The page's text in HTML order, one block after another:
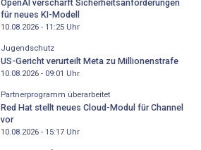
OpenAI verschärft Sicherheitsanforderungen
für neues KI-Modell
10.08.2026 - 11:25Uhr
Jugendschutz
US-Gericht verurteilt Meta zu Millionenstrafe
10.08.2026 - 09:01 Uhr
Partnerprogramm überarbeitet
Red Hat stellt neues Cloud-Modul für Channel
vor
10.08.2026 - 15:17Uhr